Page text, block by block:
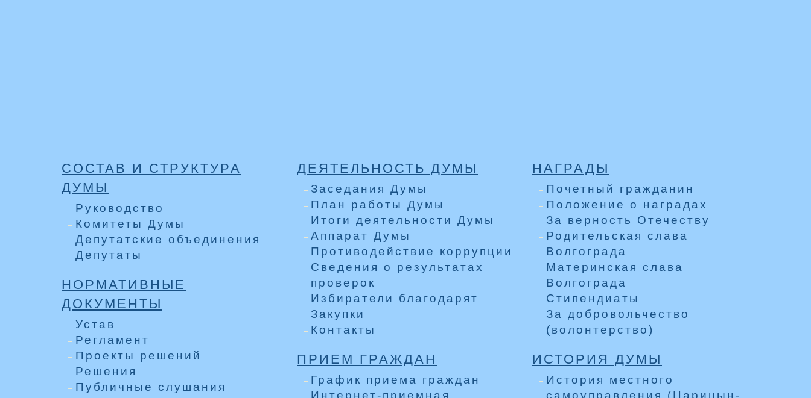
СОСТАВ И СТРУКТУРА
ДУМЫ
Руководство
Комитеты Думы
Депутатские объединения
Депутаты
НОРМАТИВНЫЕ
ДОКУМЕНТЫ
Устав
Регламент
Проекты решений
Решения
Публичные слушания
ДЕЯТЕЛЬНОСТЬ ДУМЫ
Заседания Думы
План работы Думы
Итоги деятельности Думы
Аппарат Думы
Противодействие коррупции
Сведения о результатах
проверок
Избиратели благодарят
Закупки
Контакты
ПРИЕМ ГРАЖДАН
График приема граждан
Интернет-приемная
НАГРАДЫ
Почетный гражданин
Положение о наградах
За верность Отечеству
Родительская слава
Волгограда
Материнская слава
Волгограда
Стипендиаты
За добровольчество
(волонтерство)
ИСТОРИЯ ДУМЫ
История местного
самоуправления (Царицын-